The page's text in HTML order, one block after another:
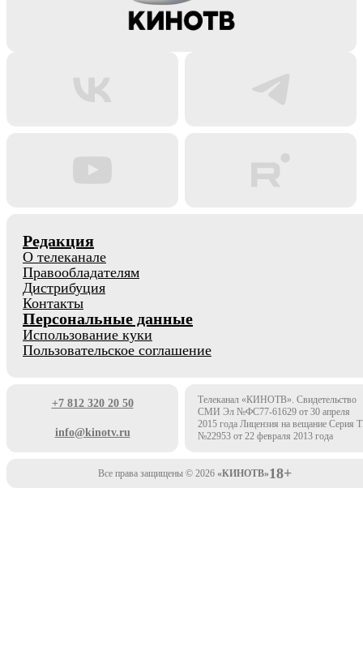
Редакция
О телеканале
Правообладателям
Дистрибуция
Контакты
Персональные данные
Использование куки
Пользовательское соглашение
+7 812 320 20 50
info@kinotv.ru
Телеканал «КИНОТВ». Свидетельство
СМИ Эл №ФС77-61629 от 30 апреля
2015 года Лицензия на вещание Серия
№22953 от 22 февраля 2013 года
Все права защищены © 2026 «КИНОТВ»18+